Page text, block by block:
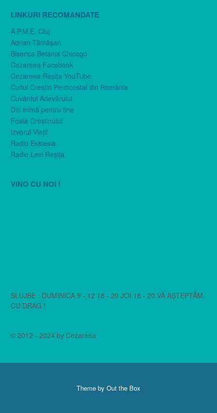
LINKURI RECOMANDATE
A.P.M.E. Cluj
Adrian Tămăşan
Biserica Betania Chicago
Cezareea Facebook
Cezareea Reşiţa YouTube
Cultul Creştin Penticostal din România
Cuvântul Adevărului
Din inimă pentru tine
Foaia Creştinului
Izvorul Vieţii
Radio Ekklesia
Radio Levi Reşiţa
VINO CU NOI !
SLUJBE : DUMINICA 9 - 12 18 - 20 JOI 18 - 20 VĂ AȘTEPTĂM
CU DRAG !
© 2012 - 2024 by Cezareea
Theme by Out the Box